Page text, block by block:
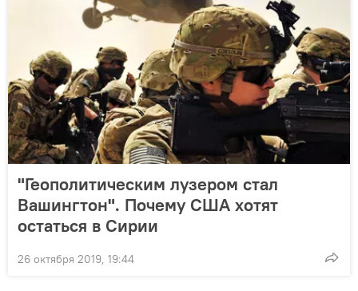
"Геополитическим лузером стал
Вашингтон". Почему США хотят
остаться в Сирии
26 октября 2019, 19:44